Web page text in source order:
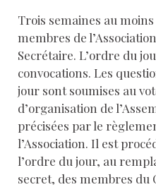
Trois semaines au
membres de
Secrétaire. L’ordre du
convocations. Les
jour sont soumises au
d’organisation de
précisées par le
l’Association. Il est
l’ordre du jour, au
secret, des membres du